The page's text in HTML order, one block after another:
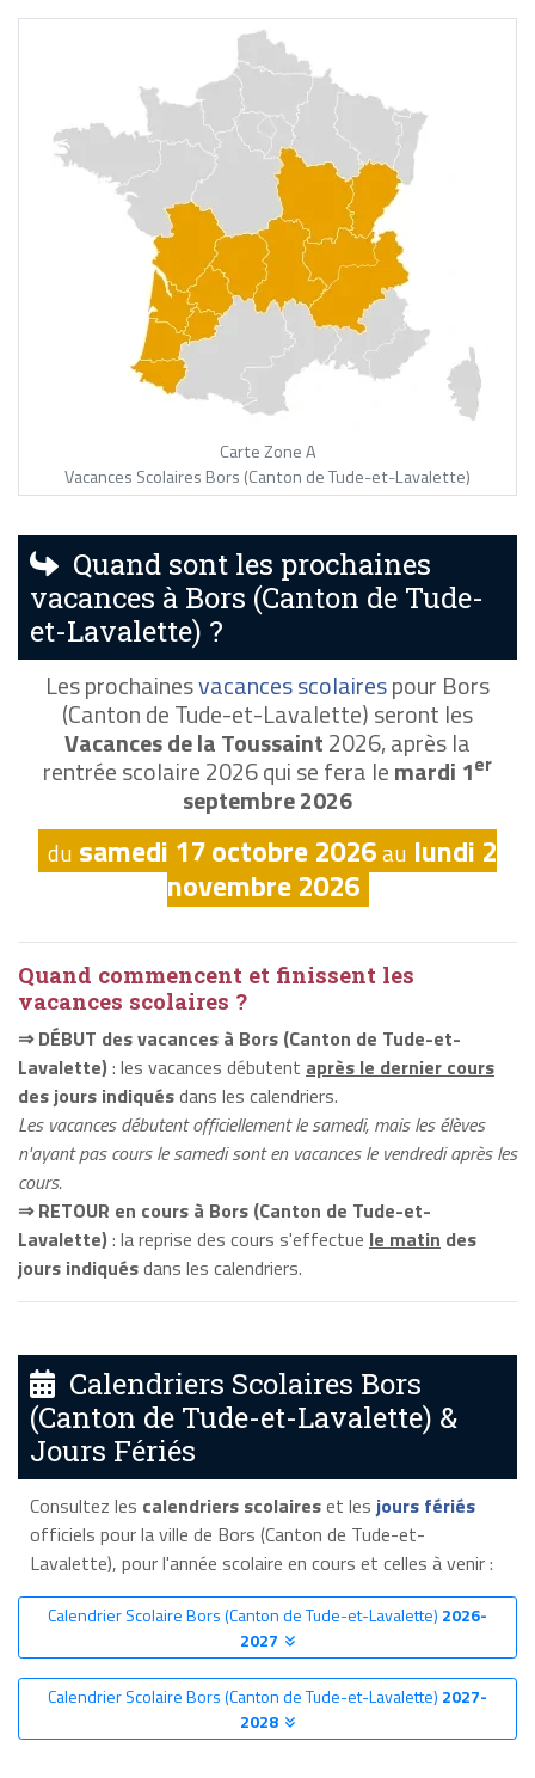
Carte Zone A
Vacances Scolaires Bors (Canton de Tude-et-Lavalette)
Quand sont les prochaines
vacances à Bors (Canton de Tude-
et-Lavalette) ?
Les prochainesvacances scolairespour Bors
(Canton de Tude-et-Lavalette) seront les
Vacances de la Toussaint2026, après la
rentrée scolaire 2026 qui se fera lemardi 1er
septembre 2026
du samedi 17 octobre 2026au lundi 2
novembre 2026
Quand commencent et finissent les
vacances scolaires ?
⇒ DÉBUT des vacances à Bors (Canton de Tude-et-
Lavalette) : les vacances débutent après le dernier cours
des jours indiquésdans les calendriers.
Les vacances débutent officiellement le samedi, mais les élèves
n'ayant pas cours le samedi sont en vacances le vendredi après les
cours.
⇒ RETOUR en cours à Bors (Canton de Tude-et-
Lavalette) : la reprise des cours s'effectue le matin des
jours indiquésdans les calendriers.
Calendriers Scolaires Bors
(Canton de Tude-et-Lavalette) &
Jours Fériés
Consultez les calendriers scolaireset les jours fériés
officiels pour la ville de Bors (Canton de Tude-et-
Lavalette), pour l'année scolaire en cours et celles à venir :
Calendrier Scolaire Bors (Canton de Tude-et-Lavalette) 2026-
2027
Calendrier Scolaire Bors (Canton de Tude-et-Lavalette) 2027-
2028